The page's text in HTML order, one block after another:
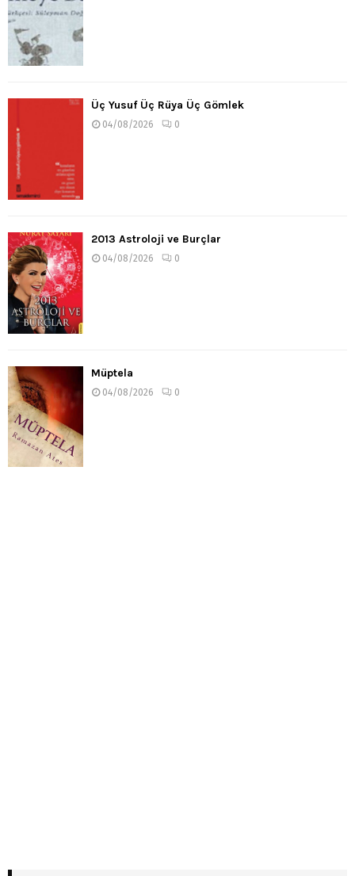
Üç Yusuf Üç Rüya Üç Gömlek
04/08/2026 0
2013 Astroloji ve Burçlar
04/08/2026 0
Müptela
04/08/2026 0